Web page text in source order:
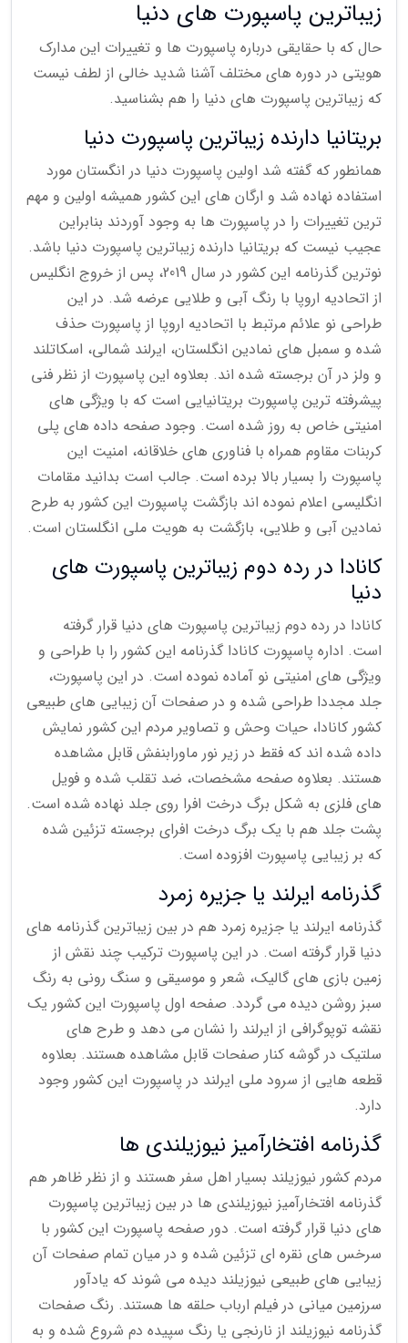
زیباترین پاسپورت های دنیا
حال که با حقایقی درباره پاسپورت ها و تغییرات این مدارک
هویتی در دوره های مختلف آشنا شدید خالی از لطف نیست
که زیباترین پاسپورت های دنیا را هم بشناسید.
بریتانیا دارنده زیباترین پاسپورت دنیا
همانطور که گفته شد اولین پاسپورت دنیا در انگستان مورد
استفاده نهاده شد و ارگان های این کشور همیشه اولین و مهم
ترین تغییرات را در پاسپورت ها به وجود آوردند بنابراین
عجیب نیست که بریتانیا دارنده زیباترین پاسپورت دنیا باشد.
نوترین گذرنامه این کشور در سال 2019، پس از خروج انگلیس
از اتحادیه اروپا با رنگ آبی و طلایی عرضه شد. در این
طراحی نو علائم مرتبط با اتحادیه اروپا از پاسپورت حذف
شده و سمبل های نمادین انگلستان، ایرلند شمالی، اسکاتلند
و ولز در آن برجسته شده اند. بعلاوه این پاسپورت از نظر فنی
پیشرفته ترین پاسپورت بریتانیایی است که با ویژگی های
امنیتی خاص به روز شده است. وجود صفحه داده های پلی
کربنات مقاوم همراه با فناوری های خلاقانه، امنیت این
پاسپورت را بسیار بالا برده است. جالب است بدانید مقامات
انگلیسی اعلام نموده اند بازگشت پاسپورت این کشور به طرح
نمادین آبی و طلایی، بازگشت به هویت ملی انگلستان است.
کانادا در رده دوم زیباترین پاسپورت های
دنیا
کانادا در رده دوم زیباترین پاسپورت های دنیا قرار گرفته
است. اداره پاسپورت کانادا گذرنامه این کشور را با طراحی و
ویژگی های امنیتی نو آماده نموده است. در این پاسپورت،
جلد مجددا طراحی شده و در صفحات آن زیبایی های طبیعی
کشور کانادا، حیات وحش و تصاویر مردم این کشور نمایش
داده شده اند که فقط در زیر نور ماورابنفش قابل مشاهده
هستند. بعلاوه صفحه مشخصات، ضد تقلب شده و فویل
های فلزی به شکل برگ درخت افرا روی جلد نهاده شده است.
پشت جلد هم با یک برگ درخت افرای برجسته تزئین شده
که بر زیبایی پاسپورت افزوده است.
گذرنامه ایرلند یا جزیره زمرد
گذرنامه ایرلند یا جزیره زمرد هم در بین زیباترین گذرنامه های
دنیا قرار گرفته است. در این پاسپورت ترکیب چند نقش از
زمین بازی های گالیک، شعر و موسیقی و سنگ رونی به رنگ
سبز روشن دیده می گردد. صفحه اول پاسپورت این کشور یک
نقشه توپوگرافی از ایرلند را نشان می دهد و طرح های
سلتیک در گوشه کنار صفحات قابل مشاهده هستند. بعلاوه
قطعه هایی از سرود ملی ایرلند در پاسپورت این کشور وجود
دارد.
گذرنامه افتخارآمیز نیوزیلندی ها
مردم کشور نیوزیلند بسیار اهل سفر هستند و از نظر ظاهر هم
گذرنامه افتخارآمیز نیوزیلندی ها در بین زیباترین پاسپورت
های دنیا قرار گرفته است. دور صفحه پاسپورت این کشور با
سرخس های نقره ای تزئین شده و در میان تمام صفحات آن
زیبایی های طبیعی نیوزیلند دیده می شوند که یادآور
سرزمین میانی در فیلم ارباب حلقه ها هستند. رنگ صفحات
گذرنامه نیوزیلند از نارنجی یا رنگ سپیده دم شروع شده و به